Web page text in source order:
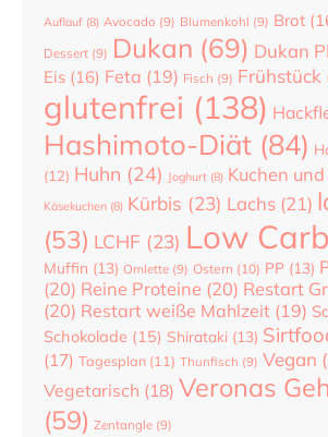
Auflauf (8) Avocado (9) Blumenkohl (9) Brot
Dessert (9) Dukan (69) Dukan
Eis (16) Feta (19) Fisch (9) Frühstück
glutenfrei (138)
Hashimoto-Diät (84)
(12) Huhn (24) Joghurt (8) Kuchen und
Käsekuchen (8) Kürbis (23) Lachs (21)
(53) LCHF (23) Low Carb
Muffin (13) Omlette (9) Ostern (10) PP (13)
(20) Reine Proteine (20) Restart
(20) Restart weiße Mahlzeit (19)
Schokolade (15) Shirataki (13)
(17) Tagesplan (11) Thunfisch (9) Vegan
Vegetarisch (18) Veronas
(59) Zentangle (9)